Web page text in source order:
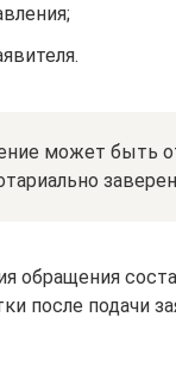
может быть
обращения
после подачи